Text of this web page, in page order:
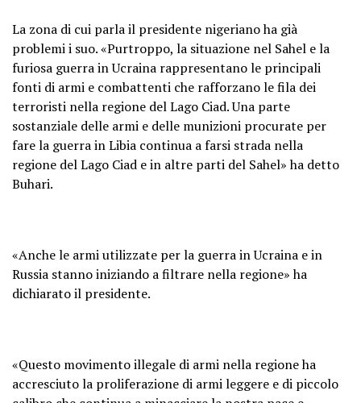
La zona di cui parla il presidente nigeriano ha già
problemi i suo. «Purtroppo, la situazione nel Sahel e la
furiosa guerra in Ucraina rappresentano le principali
fonti di armi e combattenti che rafforzano le fila dei
terroristi nella regione del Lago Ciad. Una parte
sostanziale delle armi e delle munizioni procurate per
fare la guerra in Libia continua a farsi strada nella
regione del Lago Ciad e in altre parti del Sahel» ha detto
Buhari.
«Anche le armi utilizzate per la guerra in Ucraina e in
Russia stanno iniziando a filtrare nella regione» ha
dichiarato il presidente.
«Questo movimento illegale di armi nella regione ha
accresciuto la proliferazione di armi leggere e di piccolo